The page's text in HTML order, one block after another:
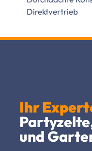
Direktvertrieb
Ihr
und